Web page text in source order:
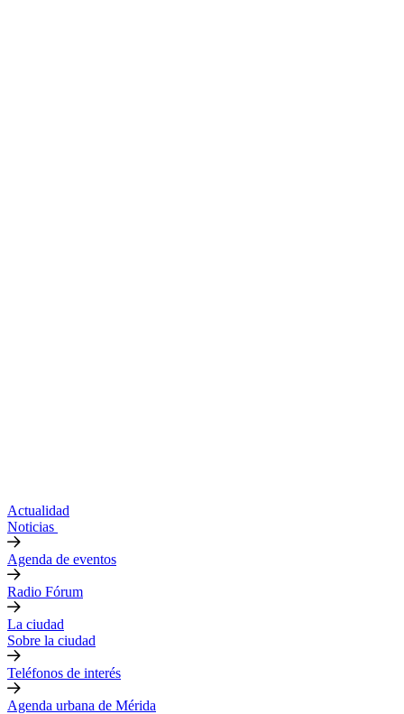
Actualidad
Noticias
Agenda de eventos
Radio Fórum
La ciudad
Sobre la ciudad
Teléfonos de interés
Agenda urbana de Mérida